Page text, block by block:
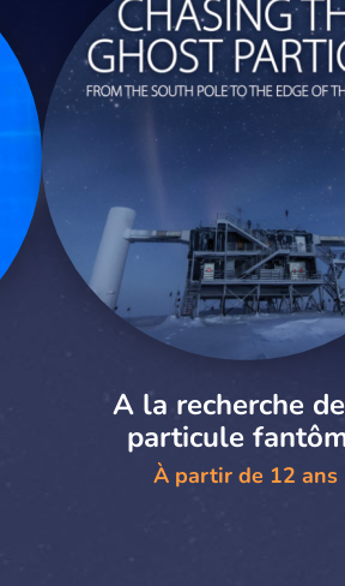
A la recherche
particule
À partir de 12 ans